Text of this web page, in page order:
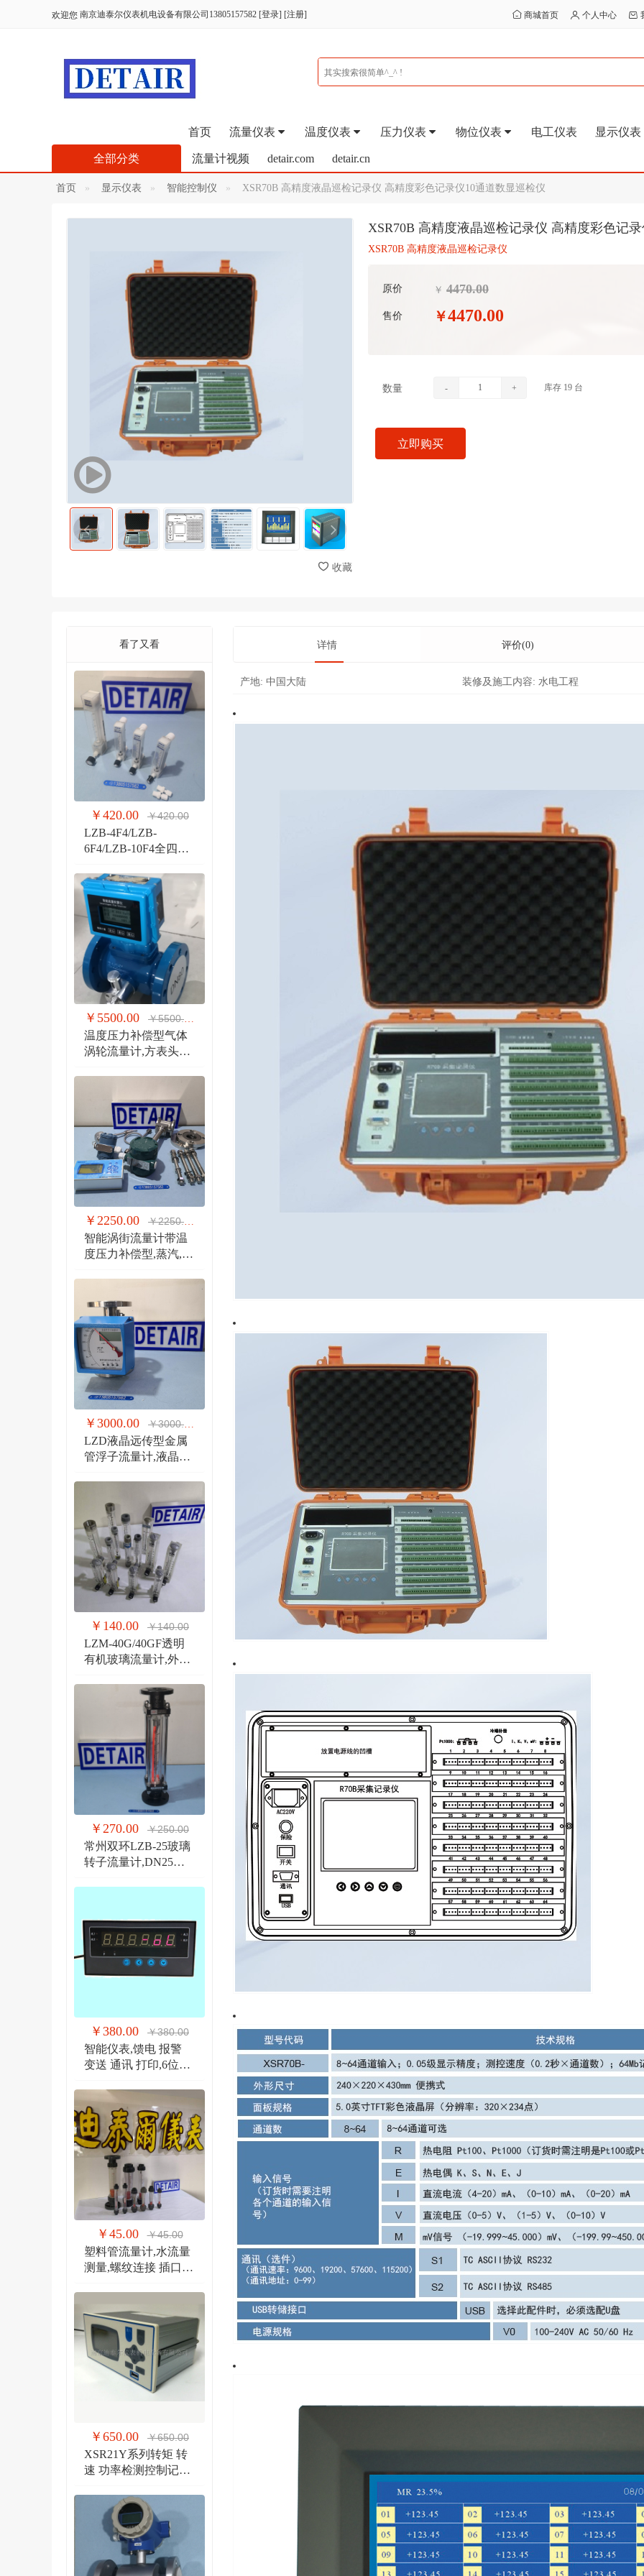
欢迎您 南京迪泰尔仪表机电设备有限公司13805157582 [登录] [注册] 商城首页 个人中心
首页 流量仪表 温度仪表 压力仪表 物位仪表 电工仪表 显示仪表
流量计视频 detair.com detair.cn
全部分类
首页 显示仪表 智能控制仪 XSR70B 高精度液晶巡检记录仪 高精度彩色记录仪10通道数显巡检仪
收藏
XSR70B 高精度液晶巡检记录仪 高精度彩色记
XSR70B 高精度液晶巡检记录仪
原价 ￥ 4470.00
售价 ￥4470.00
数量 - + 库存 19 台
立即购买
看了又看
￥420.00 ￥420.00
LZB-4F4/LZB-
6F4/LZB-10F4全四氟
气体玻璃管PVDF流量
计
￥5500.00 ￥5500.00
温度压力补偿型气体
涡轮流量计,方表头防
￥2250.00 ￥2250.00
智能涡街流量计带温
度压力补偿型,蒸汽,气
￥3000.00 ￥3000.00
LZD液晶远传型金属
管浮子流量计,液晶显
￥140.00 ￥140.00
LZM-40G/40GF透明
有机玻璃流量计,外螺
￥270.00 ￥250.00
常州双环LZB-25玻璃
转子流量计,DN25法
￥380.00 ￥380.00
智能仪表,馈电 报警
变送 通讯 打印,6位显
￥45.00 ￥45.00
塑料管流量计,水流量
测量,螺纹连接 插口连
￥650.00 ￥650.00
XSR21Y系列转矩 转
速 功率检测控制记录
详情 评价(0)
产地: 中国大陆 装修及施工内容: 水电工程